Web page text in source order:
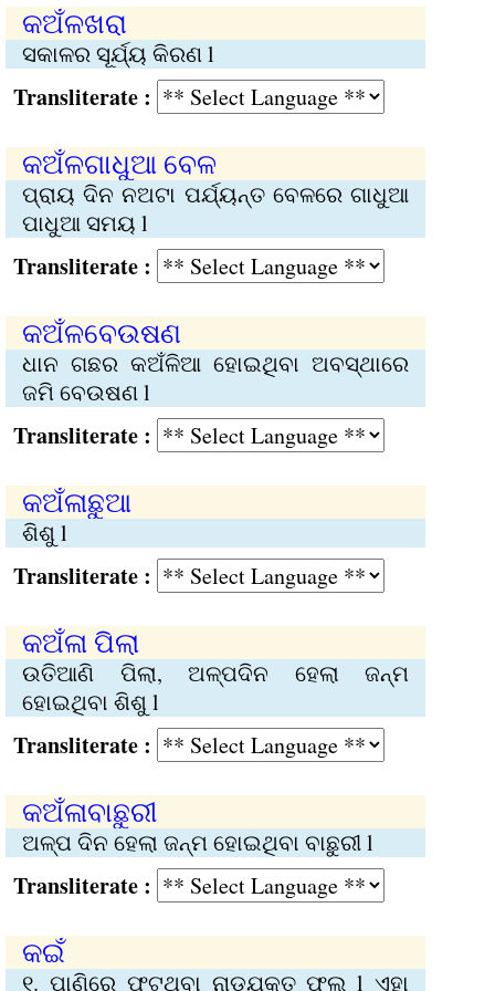
କ‌ଅଁଳଖରା
ସକାଳର ସୂର୍ଯ୍ୟ କିରଣ l
:
କ‌ଅଁଳଗାଧୁଆ ବେଳ
ପ୍ରାୟ ଦିନ ନ‌ଅଟା ପର୍ଯ୍ୟନ୍ତ ବେଳରେ ଗାଧୁଆ
ପାଧୁଆ ସମୟ l
:
କ‌ଅଁଳବେଉଷଣ
ଧାନ ଗଛର କ‌ଅଁଳିଆ ହୋ‌ଇଥିବା ଅବସ୍ଥାରେ
ଜମି ବେଉଷଣ l
:
କ‌ଅଁଳାଛୁଆ
ଶିଶୁ l
:
କ‌ଅଁଳା ପିଲା
ଉତିଆଣି ପିଲା, ଅଳ୍ପଦିନ ହେଲା ଜନ୍ମ
ହୋ‌ଇଥିବା ଶିଶୁ l
:
କ‌ଅଁଳାବାଛୁରୀ
ଅଳ୍ପ ଦିନ ହେଲା ଜନ୍ମ ହୋ‌ଇଥିବା ବାଛୁରୀ l
:
କ‌ଇଁ
୧. ପାଣିରେ ଫୁଟୁଥିବା ନାଡ଼ଯୁକ୍ତ ଫୁଲ l ଏହା